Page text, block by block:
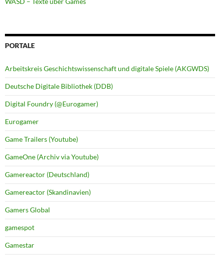
PORTALE
Arbeitskreis Geschichtswissenschaft und digitale Spiele (AKGWDS)
Deutsche Digitale Bibliothek (DDB)
Digital Foundry (@Eurogamer)
Eurogamer
Game Trailers (Youtube)
GameOne (Archiv via Youtube)
Gamereactor (Deutschland)
Gamereactor (Skandinavien)
Gamers Global
gamespot
Gamestar